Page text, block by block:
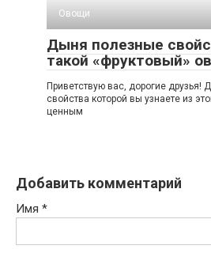
Овощи
Дыня полезные
такой «фруктовый»
Приветствую вас, дорогие друзья!
свойства которой вы узнаете из
ценным
Добавить комментарий
Имя *